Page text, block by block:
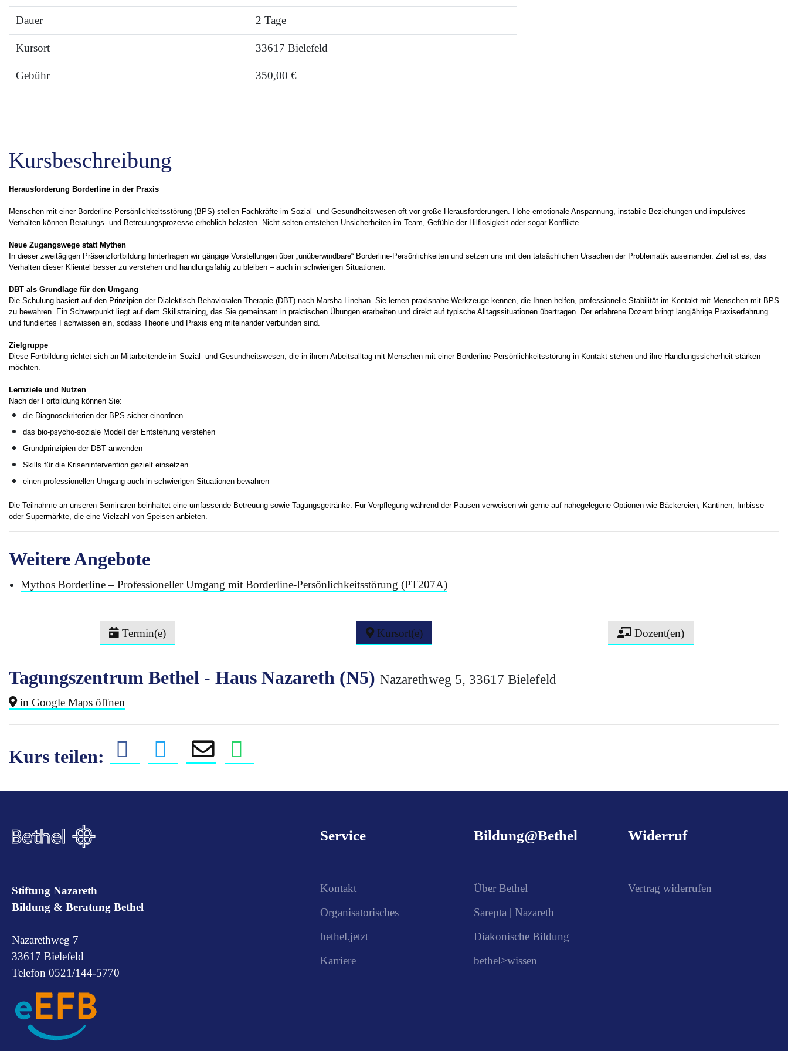
Dauer 2 Tage
Kursort 33617 Bielefeld
Gebühr 350,00 €
Kursbeschreibung
Herausforderung Borderline in der Praxis
Menschen mit einer Borderline-Persönlichkeitsstörung (BPS) stellen Fachkräfte im Sozial- und Gesundheitswesen oft vor große Herausforderungen. Hohe emotionale Anspannung, instabile Beziehungen und impulsives
Verhalten können Beratungs- und Betreuungsprozesse erheblich belasten. Nicht selten entstehen Unsicherheiten im Team, Gefühle der Hilflosigkeit oder sogar Konflikte.
Neue Zugangswege statt Mythen
In dieser zweitägigen Präsenzfortbildung hinterfragen wir gängige Vorstellungen über „unüberwindbare“ Borderline-Persönlichkeiten und setzen uns mit den tatsächlichen Ursachen der Problematik auseinander. Ziel ist es, das
Verhalten dieser Klientel besser zu verstehen und handlungsfähig zu bleiben – auch in schwierigen Situationen.
DBT als Grundlage für den Umgang
Die Schulung basiert auf den Prinzipien der Dialektisch-Behavioralen Therapie (DBT) nach Marsha Linehan. Sie lernen praxisnahe Werkzeuge kennen, die Ihnen helfen, professionelle Stabilität im Kontakt mit Menschen mit BPS
zu bewahren. Ein Schwerpunkt liegt auf dem Skillstraining, das Sie gemeinsam in praktischen Übungen erarbeiten und direkt auf typische Alltagssituationen übertragen. Der erfahrene Dozent bringt langjährige Praxiserfahrung
und fundiertes Fachwissen ein, sodass Theorie und Praxis eng miteinander verbunden sind.
Zielgruppe
Diese Fortbildung richtet sich an Mitarbeitende im Sozial- und Gesundheitswesen, die in ihrem Arbeitsalltag mit Menschen mit einer Borderline-Persönlichkeitsstörung in Kontakt stehen und ihre Handlungssicherheit stärken
möchten.
Lernziele und Nutzen
Nach der Fortbildung können Sie:
die Diagnosekriterien der BPS sicher einordnen
das bio-psycho-soziale Modell der Entstehung verstehen
Grundprinzipien der DBT anwenden
Skills für die Krisenintervention gezielt einsetzen
einen professionellen Umgang auch in schwierigen Situationen bewahren
Die Teilnahme an unseren Seminaren beinhaltet eine umfassende Betreuung sowie Tagungsgetränke. Für Verpflegung während der Pausen verweisen wir gerne auf nahegelegene Optionen wie Bäckereien, Kantinen, Imbisse
oder Supermärkte, die eine Vielzahl von Speisen anbieten.
Weitere Angebote
Mythos Borderline – Professioneller Umgang mit Borderline-Persönlichkeitsstörung (PT207A)
Termin(e) Kursort(e) Dozent(en)
Tagungszentrum Bethel - Haus Nazareth (N5) Nazarethweg 5, 33617 Bielefeld
in Google Maps öffnen
Kurs teilen:
Stiftung Nazareth
Bildung & Beratung Bethel
Nazarethweg 7
33617 Bielefeld
Telefon 0521/144-5770
Service
Kontakt
Organisatorisches
bethel.jetzt
Karriere
Bildung@Bethel
Über Bethel
Sarepta | Nazareth
Diakonische Bildung
bethel>wissen
Widerruf
Vertrag widerrufen